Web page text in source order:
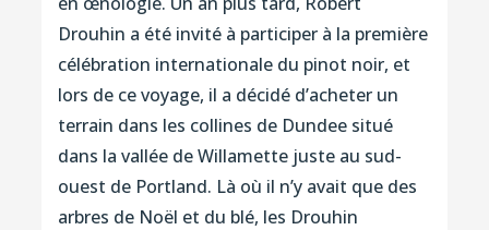
Drouhin a été invité à participer à la première
célébration internationale du pinot noir, et
lors de ce voyage, il a décidé d’acheter un
terrain dans les collines de Dundee situé
dans la vallée de Willamette juste au sud-
ouest de Portland. Là où il n’y avait que des
arbres de Noël et du blé, les Drouhin